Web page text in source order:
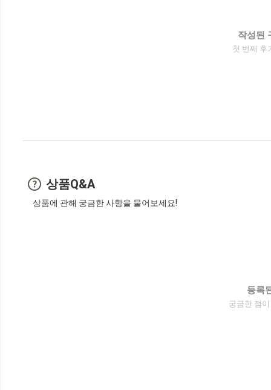
작성된
첫 번째 후
상품Q&A
상품에 관해 궁금한 사항을 물어보세요!
등록
궁금한 점